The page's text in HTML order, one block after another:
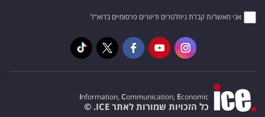
אני מאשר/ת קבלת ניוזלטרים ודיוורים פרסומיים בדוא"ל
Information, Communication, Economic
כל הזכויות שמורות לאתר ICE. ©